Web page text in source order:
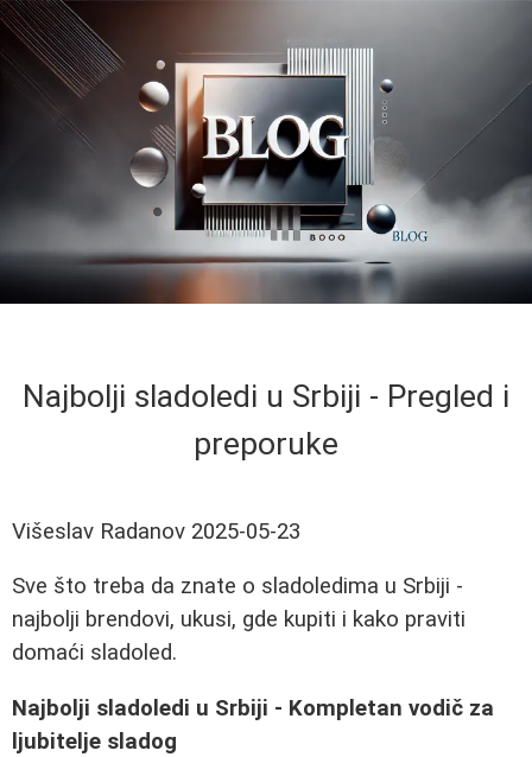
Najbolji sladoledi u Srbiji - Pregled i
preporuke
Višeslav Radanov 2025-05-23
Sve što treba da znate o sladoledima u Srbiji -
najbolji brendovi, ukusi, gde kupiti i kako praviti
domaći sladoled.
Najbolji sladoledi u Srbiji - Kompletan vodič za
ljubitelje sladog